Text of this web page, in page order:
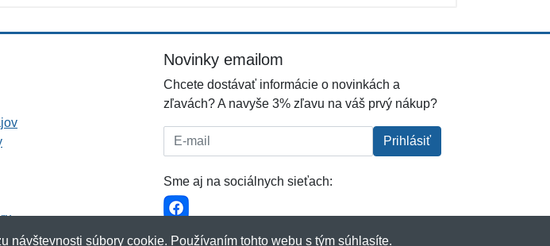
Novinky emailom
Chcete dostávať informácie o novinkách a
zľavách? A navyše 3% zľavu na váš prvý nákup?
E-mail: Prihlásiť
Sme aj na sociálnych sieťach:
súbory cookie. Používaním tohto webu s tým súhlasíte.